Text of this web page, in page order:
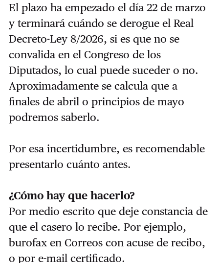
El plazo ha empezado el día 22 de marzo
y terminará cuándo se derogue el Real
Decreto-Ley 8/2026, si es que no se
convalida en el Congreso de los
Diputados, lo cual puede suceder o no.
Aproximadamente se calcula que a
finales de abril o principios de mayo
podremos saberlo.
Por esa incertidumbre, es recomendable
presentarlo cuánto antes.
¿Cómo hay que hacerlo?
Por medio escrito que deje constancia de
que el casero lo recibe. Por ejemplo,
burofax en Correos con acuse de recibo,
o por e-mail certificado.